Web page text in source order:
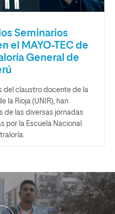
Seminarios
el MAYO-TEC de
General de
del claustro docente de la
la Rioja (UNIR), han
de las diversas jornadas
por la Escuela Nacional